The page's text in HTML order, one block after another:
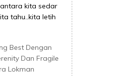
kita sedar
tahu..kita letih
Best Dengan
Dan Fragile
Lokman